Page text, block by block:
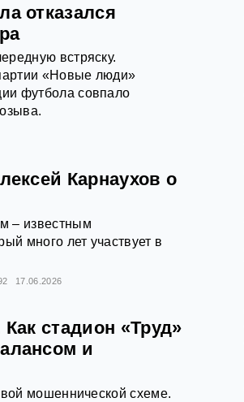
отказался
встряску.
«Новые люди»
футбола совпало
Карнаухов о
– известным
много лет участвует в
17.06.2026
стадион «Труд»
и
мошеннической схеме.